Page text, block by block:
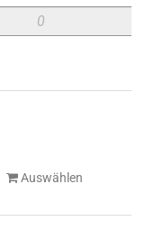
Auswählen